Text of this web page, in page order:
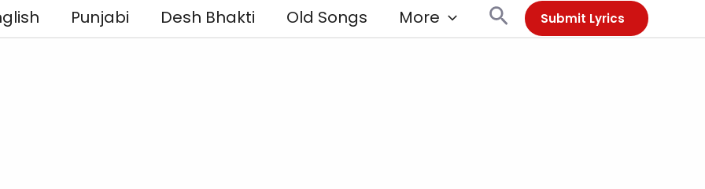
Punjabi Desh Bhakti Old Songs More SearchSubmit Lyrics